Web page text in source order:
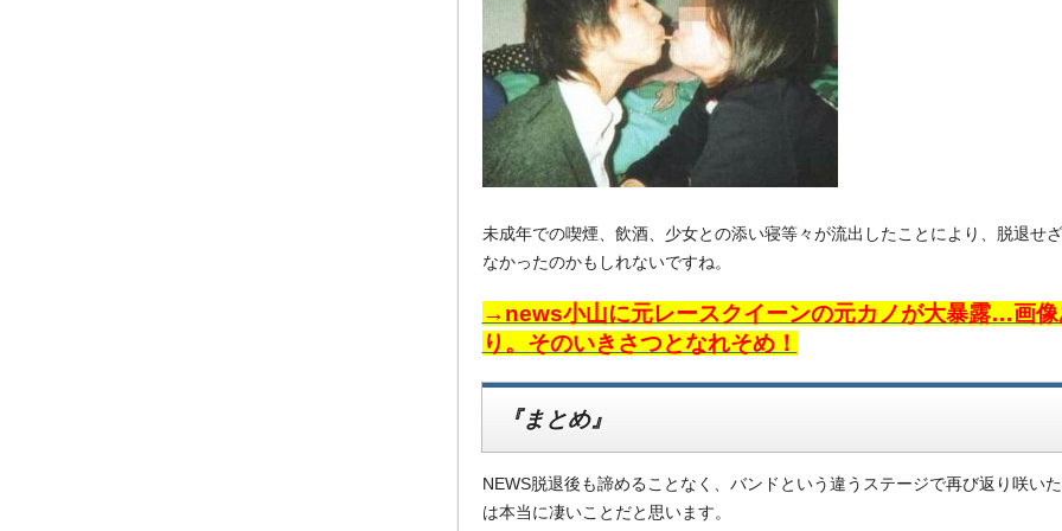
未成年での喫煙、飲酒、少女との添い寝等々が流出したことにより、脱退せ
なかったのかもしれないですね。
→news小山に元レースクイーンの元カノが大暴露…画像
り。そのいきさつとなれそめ！
『まとめ』
NEWS脱退後も諦めることなく、バンドという違うステージで再び返り咲い
は本当に凄いことだと思います。